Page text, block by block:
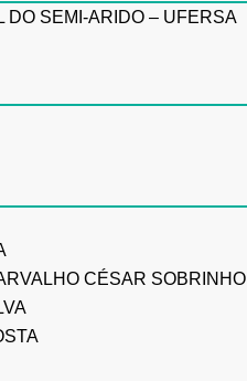
SEMI-ARIDO – UFERSA
CÉSAR SOBRINHO